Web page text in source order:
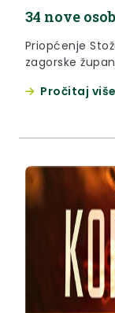
34 nove
Priopćenje
zagorske
Pročitaj više